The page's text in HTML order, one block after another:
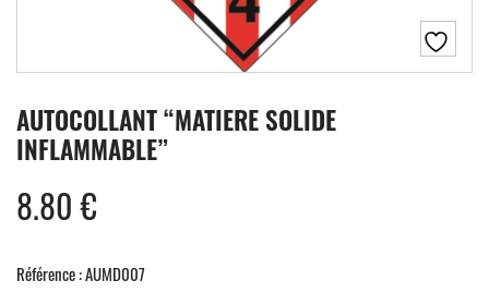
AUTOCOLLANT “MATIERE SOLIDE
INFLAMMABLE”
8.80€
Référence : AUMD007